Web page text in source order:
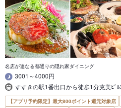
名店が連なる都通りの隠れ家ダイニング
3001～4000円
すすきの駅1番出口から徒歩1分克美ﾋﾞ
【アプリ予約限定】最大800ポイント還元対象店